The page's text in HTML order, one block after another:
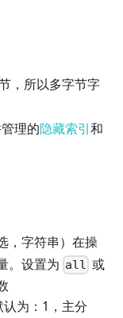
，所以多字节字
理的隐藏索引和
，字符串）在操
。设置为 all 或
认为：1，主分